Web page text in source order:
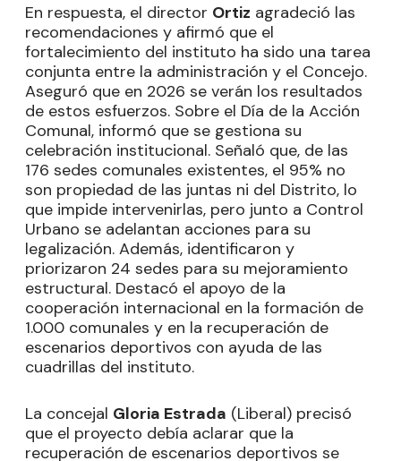
En respuesta, el director Ortiz agradeció las
recomendaciones y afirmó que el
fortalecimiento del instituto ha sido una tarea
conjunta entre la administración y el Concejo.
Aseguró que en 2026 se verán los resultados
de estos esfuerzos. Sobre el Día de la Acción
Comunal, informó que se gestiona su
celebración institucional. Señaló que, de las
176 sedes comunales existentes, el 95% no
son propiedad de las juntas ni del Distrito, lo
que impide intervenirlas, pero junto a Control
Urbano se adelantan acciones para su
legalización. Además, identificaron y
priorizaron 24 sedes para su mejoramiento
estructural. Destacó el apoyo de la
cooperación internacional en la formación de
1.000 comunales y en la recuperación de
escenarios deportivos con ayuda de las
cuadrillas del instituto.
La concejal Gloria Estrada (Liberal) precisó
que el proyecto debía aclarar que la
recuperación de escenarios deportivos se